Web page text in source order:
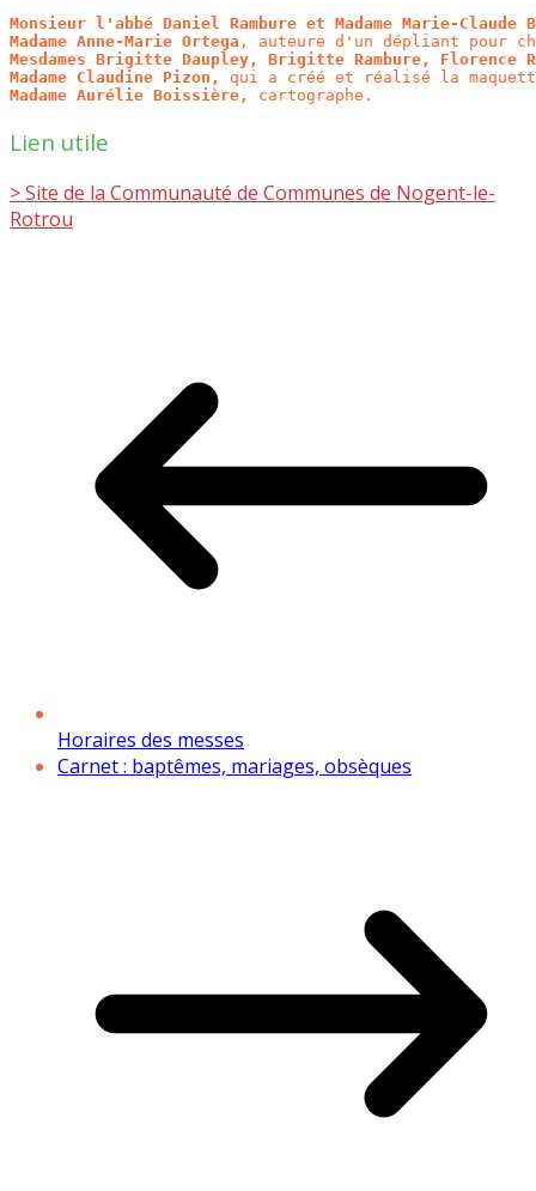
Monsieur l'abbé Daniel Rambure et Madame Marie-
Madame Anne-Marie Ortega
Mesdames Brigitte Daupley, Brigitte Rambure, Florence
Madame Claudine Pizon,
Madame Aurélie Boissière,
cartographe.
Lien utile
> Site de la Communauté de Communes de Nogent-le-
Rotrou
Horaires des messes
Carnet : baptêmes, mariages, obsèques